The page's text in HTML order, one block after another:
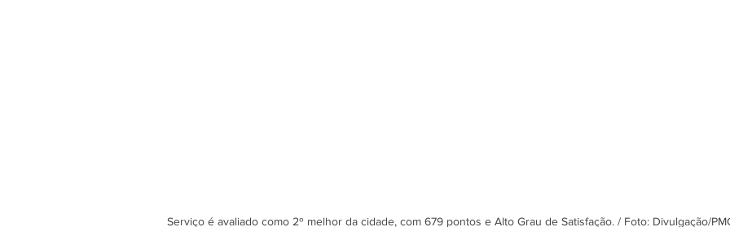
Serviço é avaliado como 2º melhor da cidade, com 679 pontos e Alto Grau de Satisfação. / Foto: Divulgação/